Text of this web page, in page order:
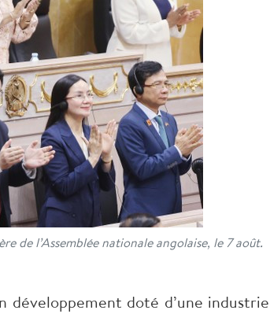
de l’Assemblée nationale angolaise, le 7 août.
développement doté d’une industrie